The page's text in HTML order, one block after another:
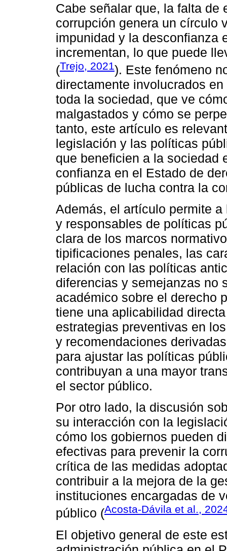
Cabe señalar que, la falta de
corrupción genera un círculo
impunidad y la desconfianza
incrementan, lo que puede
(Trejo, 2021). Este fenómeno
directamente involucrados
toda la sociedad, que ve
malgastados y cómo se
tanto, este artículo es
legislación y las políticas
que beneficien a la sociedad
confianza en el Estado de
públicas de lucha contra la
Además, el artículo permite
y responsables de políticas
clara de los marcos
tipificaciones penales, las
relación con las políticas
diferencias y semejanzas no
académico sobre el derecho
tiene una aplicabilidad
estrategias preventivas en
y recomendaciones
para ajustar las políticas
contribuyan a una mayor
el sector público.
Por otro lado, la discusión
su interacción con la
cómo los gobiernos pueden
efectivas para prevenir la
crítica de las medidas
contribuir a la mejora de la
instituciones encargadas de
público (Acosta-Dávila et al.,
El objetivo general de este